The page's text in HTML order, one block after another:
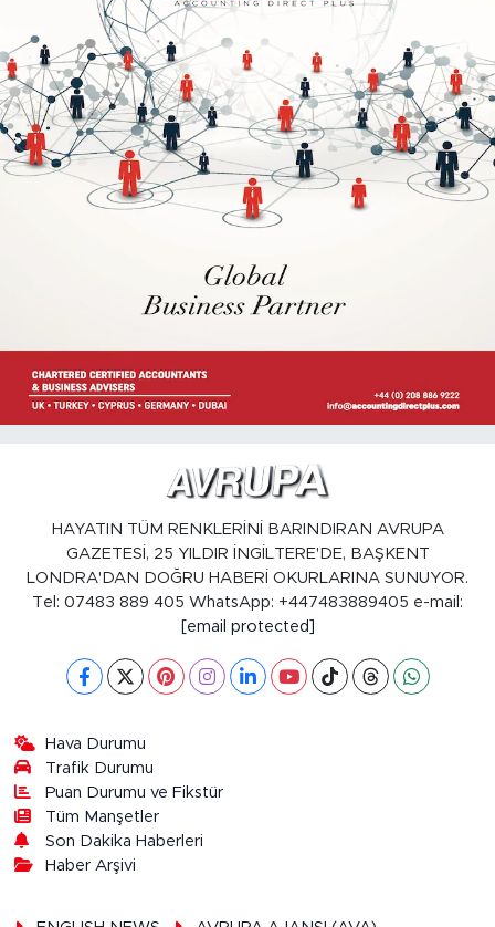
HAYATIN TÜM RENKLERİNİ BARINDIRAN AVRUPA
GAZETESİ, 25 YILDIR İNGİLTERE'DE, BAŞKENT
LONDRA'DAN DOĞRU HABERİ OKURLARINA SUNUYOR.
Tel: 07483 889 405 WhatsApp: +447483889405 e-mail:
[email protected]
Hava Durumu
Trafik Durumu
Puan Durumu ve Fikstür
Tüm Manşetler
Son Dakika Haberleri
Haber Arşivi